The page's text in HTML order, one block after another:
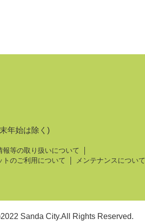
年始は除く)
報等の取り扱いについて
トのご利用について
メンテナンスについて
Sanda City.All Rights Reserved.